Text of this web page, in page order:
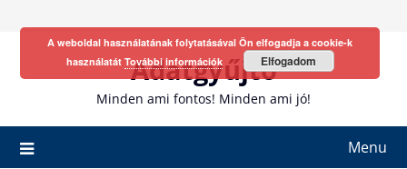
Adatgyűjtő
Minden ami fontos! Minden ami jó!
Menu
A weboldal használatának folytatásával Ön elfogadja a cookie-k
használatát További információk Elfogadom